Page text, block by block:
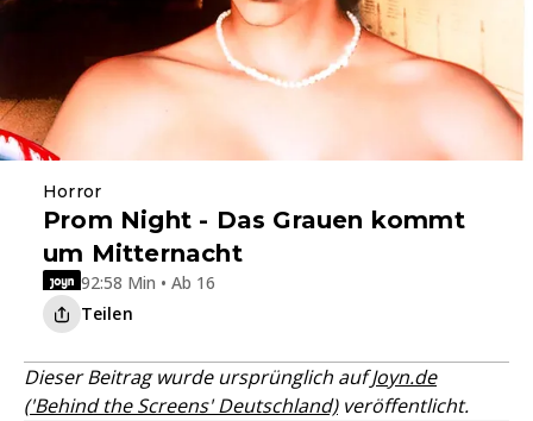
Horror
Prom Night - Das Grauen kommt
um Mitternacht
92:58 Min • Ab 16
Teilen
Dieser Beitrag wurde ursprünglich aufJoyn.de
('Behind the Screens' Deutschland)veröffentlicht.